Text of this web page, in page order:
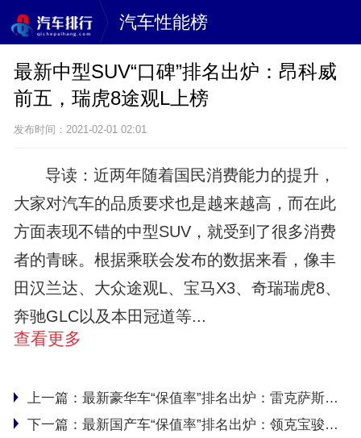
汽车性能榜
最新中型SUV“口碑”排名出炉：昂科威
前五，瑞虎8途观L上榜
发布时间：2021-02-01 02:01
导读：近两年随着国民消费能力的提升，
大家对汽车的品质要求也是越来越高，而在此
方面表现不错的中型SUV，就受到了很多消费
者的青睐。根据乘联会发布的数据来看，像丰
田汉兰达、大众途观L、宝马X3、奇瑞瑞虎8、
奔驰GLC以及本田冠道等...
查看更多
上一篇： 最新豪华车“保值率”排名出炉：雷克萨斯夺冠，特斯拉、奔驰前五
下一篇： 最新国产车“保值率”排名出炉：领克宝骏前三，长安吉利很意外